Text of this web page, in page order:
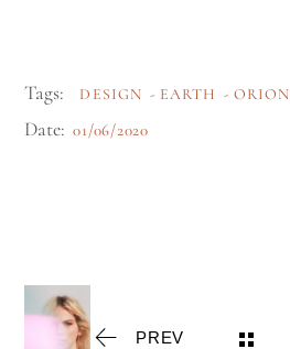
Tags: DESIGN EARTH ORION
Date: 01/06/2020
PREV